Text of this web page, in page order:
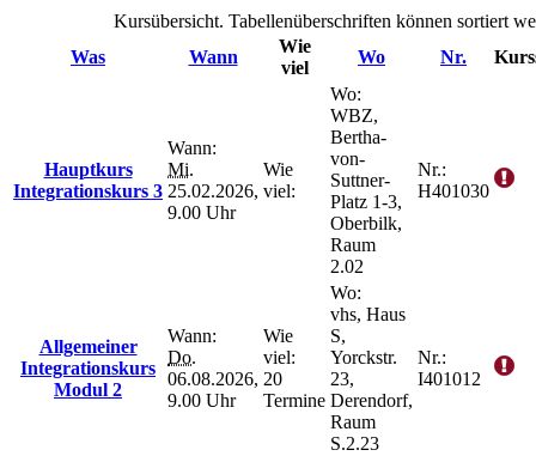
Kursübersicht. Tabellenüberschriften können sortiert
Was
Wann
Wie
viel
Wo Nr.
Hauptkurs
Integrationskurs 3
Wann:
Mi.
25.02.2026,
9.00 Uhr
Wie
viel:
Wo:
WBZ,
Bertha-
von-
Suttner-
Platz 1-3,
Oberbilk,
Raum
2.02
Nr.:
H401030
Allgemeiner
Integrationskurs
Modul 2
Wann:
Do.
06.08.2026,
9.00 Uhr
Wie
viel:
20
Termine
Wo:
vhs, Haus
S,
Yorckstr.
23,
Derendorf,
Raum
S.2.23
Nr.:
I401012